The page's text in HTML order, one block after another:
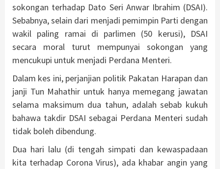
sokongan terhadap Dato Seri Anwar Ibrahim (DSAI).
Sebabnya, selain dari menjadi pemimpin Parti dengan
wakil paling ramai di parlimen (50 kerusi), DSAI
secara moral turut mempunyai sokongan yang
mencukupi untuk menjadi Perdana Menteri.
Dalam kes ini, perjanjian politik Pakatan Harapan dan
janji Tun Mahathir untuk hanya memegang jawatan
selama maksimum dua tahun, adalah sebab kukuh
bahawa takdir DSAI sebagai Perdana Menteri sudah
tidak boleh dibendung.
Dua hari lalu (di tengah simpati dan kewaspadaan
kita terhadap Corona Virus), ada khabar angin yang